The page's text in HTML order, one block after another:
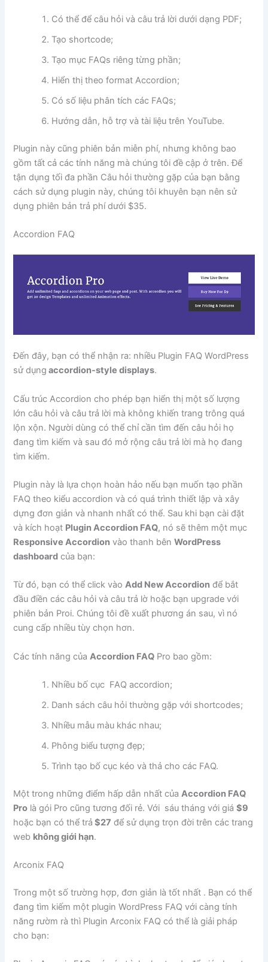
Có thể để câu hỏi và câu trả lời dưới dạng PDF;
Tạo shortcode;
Tạo mục FAQs riêng từng phần;
Hiển thị theo format Accordion;
Có số liệu phân tích các FAQs;
Hướng dẫn, hỗ trợ và tài liệu trên YouTube.
Plugin này cũng phiên bản miễn phí, nhưng không bao
gồm tất cả các tính năng mà chúng tôi đề cập ở trên. Để
tận dụng tối đa phần Câu hỏi thường gặp của bạn bằng
cách sử dụng plugin này, chúng tôi khuyên bạn nên sử
dụng phiên bản trả phí dưới $35.
Accordion FAQ
Đến đây, bạn có thể nhận ra: nhiều Plugin FAQ WordPress
sử dụng accordion-style displays.
Cấu trúc Accordion cho phép bạn hiển thị một số lượng
lớn câu hỏi và câu trả lời mà không khiến trang trông quá
lộn xộn. Người dùng có thể chỉ cần tìm đến câu hỏi họ
đang tìm kiếm và sau đó mở rộng câu trả lời mà họ đang
tìm kiếm.
Plugin này là lựa chọn hoàn hảo nếu bạn muốn tạo phần
FAQ theo kiểu accordion và có quá trình thiết lập và xây
dựng đơn giản và nhanh nhất có thể. Sau khi bạn cài đặt
và kích hoạt Plugin Accordion FAQ, nó sẽ thêm một mục
Responsive Accordion vào thanh bênWordPress
dashboard của bạn:
Từ đó, bạn có thể click vàoAdd New Accordion để bắt
đầu điền các câu hỏi và câu trả lờ hoặc bạn upgrade với
phiên bản Proi. Chúng tôi đề xuất phương án sau, vì nó
cung cấp nhiều tùy chọn hơn.
Các tính năng củaAccordion FAQ Pro bao gồm:
Nhiều bố cục FAQ accordion;
Danh sách câu hỏi thường gặp với shortcodes;
Nhiều mẫu màu khác nhau;
Phông biểu tượng đẹp;
Trình tạo bố cục kéo và thả cho các FAQ.
Một trong những điểm hấp dẫn nhất củaAccordion FAQ
Pro là gói Pro cũng tương đối rẻ. Với sáu tháng với giá$9
hoặc bạn có thể trả $27 để sử dụng trọn đời trên các trang
web không giới hạn.
Arconix FAQ
Trong một số trường hợp, đơn giản là tốt nhất . Bạn có thể
đang tìm kiếm một plugin WordPress FAQ với càng tính
năng rườm rà thì Plugin Arconix FAQ có thể là giải pháp
cho bạn: